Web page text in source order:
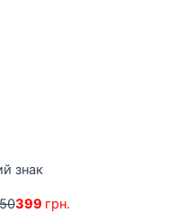
знак
399 грн.